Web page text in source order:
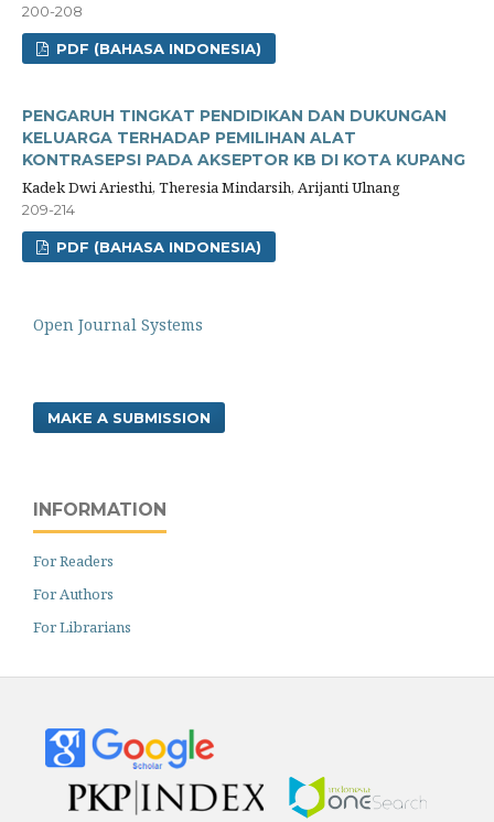
200-208
PDF (BAHASA INDONESIA)
PENGARUH TINGKAT PENDIDIKAN DAN DUKUNGAN
KELUARGA TERHADAP PEMILIHAN ALAT
KONTRASEPSI PADA AKSEPTOR KB DI KOTA KUPANG
Kadek Dwi Ariesthi, Theresia Mindarsih, Arijanti Ulnang
209-214
PDF (BAHASA INDONESIA)
Open Journal Systems
MAKE A SUBMISSION
INFORMATION
For Readers
For Authors
For Librarians